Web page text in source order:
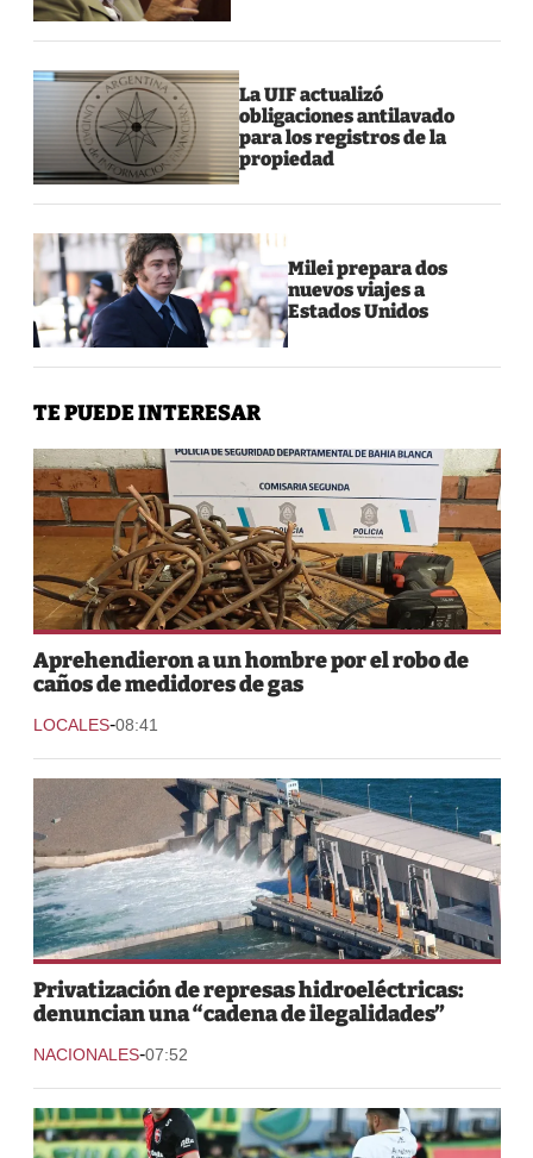
La UIF actualizó
obligaciones antilavado
para los registros de la
propiedad
Milei prepara dos
nuevos viajes a
Estados Unidos
TE PUEDE INTERESAR
Aprehendieron a un hombre por el robo de
caños de medidores de gas
LOCALES-08:41
Privatización de represas hidroeléctricas:
denuncian una “cadena de ilegalidades”
NACIONALES-07:52